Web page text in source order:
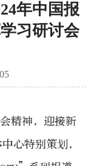
年中国报
习研讨会
精神，迎接新
心特别策划，